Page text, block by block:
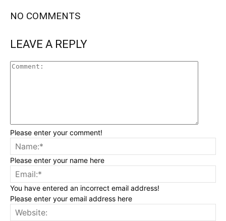
NO COMMENTS
LEAVE A REPLY
Please enter your comment!
Please enter your name here
You have entered an incorrect email address!
Please enter your email address here